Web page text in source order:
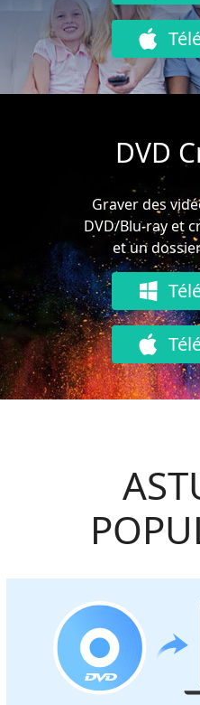
DVD
Graver des
DVD/Blu-ray et
et un